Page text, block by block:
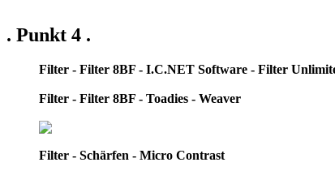
. Punkt 4 .
Filter - Filter 8BF - I.C.NET Software - Filter
Filter - Filter 8BF - Toadies - Weaver
Filter - Schärfen - Micro Contrast